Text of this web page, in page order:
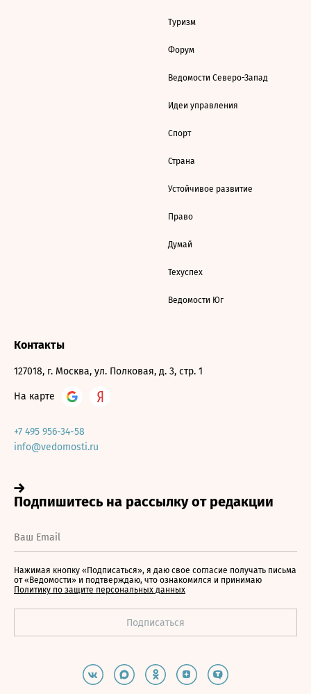
Туризм
Форум
Ведомости Северо-Запад
Идеи управления
Спорт
Страна
Устойчивое развитие
Право
Думай
Техуспех
Ведомости Юг
Контакты
127018, г. Москва, ул. Полковая, д. 3, стр. 1
На карте
+7 495 956-34-58
info@vedomosti.ru
Нажимая кнопку «Подписаться», я даю свое согласие получать письма
от «Ведомости» и подтверждаю, что ознакомился и принимаю
Политику по защите персональных данных